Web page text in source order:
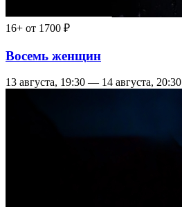
16+ от 1700 ₽
Восемь женщин
13 августа, 19:30 — 14 августа, 20:30